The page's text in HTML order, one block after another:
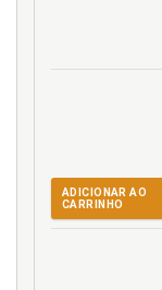
ADICIONAR AO
CARRINHO